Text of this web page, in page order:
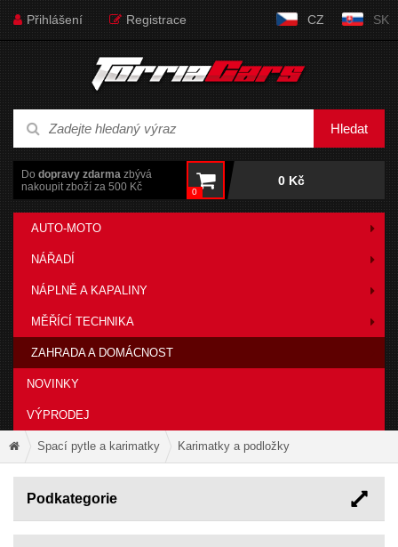
Přihlášení Registrace CZ SK
Hledat
Do dopravy zdarmazbývá
nakoupit zboží za 500 Kč
0
0 Kč
AUTO-MOTO
NÁŘADÍ
NÁPLNĚ A KAPALINY
MĚŘÍCÍ TECHNIKA
ZAHRADA A DOMÁCNOST
NOVINKY
VÝPRODEJ
Spací pytle a karimatky Karimatky a podložky
Podkategorie